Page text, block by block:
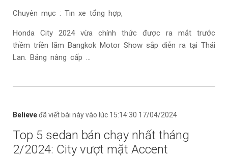
Chuyên mục : Tin xe tổng hợp,
Honda City 2024 vừa chính thức được ra mắt trước
thềm triền lãm Bangkok Motor Show sắp diễn ra tại Thái
Lan. Bảng nâng cấp ...
Believeđã viết bài này vào lúc 15:14:30 17/04/2024
Top 5 sedan bán chạy nhất tháng
2/2024: City vượt mặt Accent